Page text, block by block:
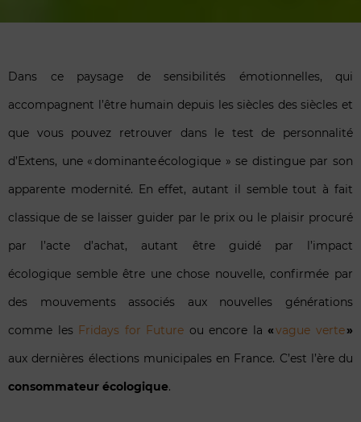
Dans ce paysage de sensibilités émotionnelles, qui
accompagnent l’être humain depuis les siècles des siècles et
que vous pouvez retrouver dans le test de personnalité
d’Extens, une « dominante écologique » se distingue par son
apparente modernité. En effet, autant il semble tout à fait
classique de se laisser guider par le prix ou le plaisir procuré
par l’acte d’achat, autant être guidé par l’impact
écologique semble être une chose nouvelle, confirmée par
des mouvements associés aux nouvelles générations
comme les Fridays for Future ou encore la «vague verte»
aux dernières élections municipales en France. C’est l’ère du
consommateur écologique.